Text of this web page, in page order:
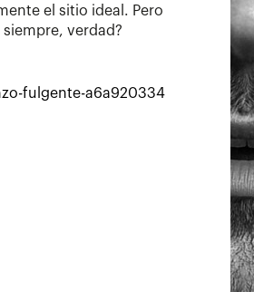
el sitio ideal. Pero
verdad?
fulgente-a6a920334